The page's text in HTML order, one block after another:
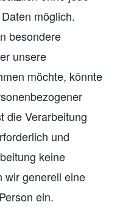
möglich.
besondere
unsere
möchte, könnte
die Verarbeitung
und
keine
wir generell eine
ein.